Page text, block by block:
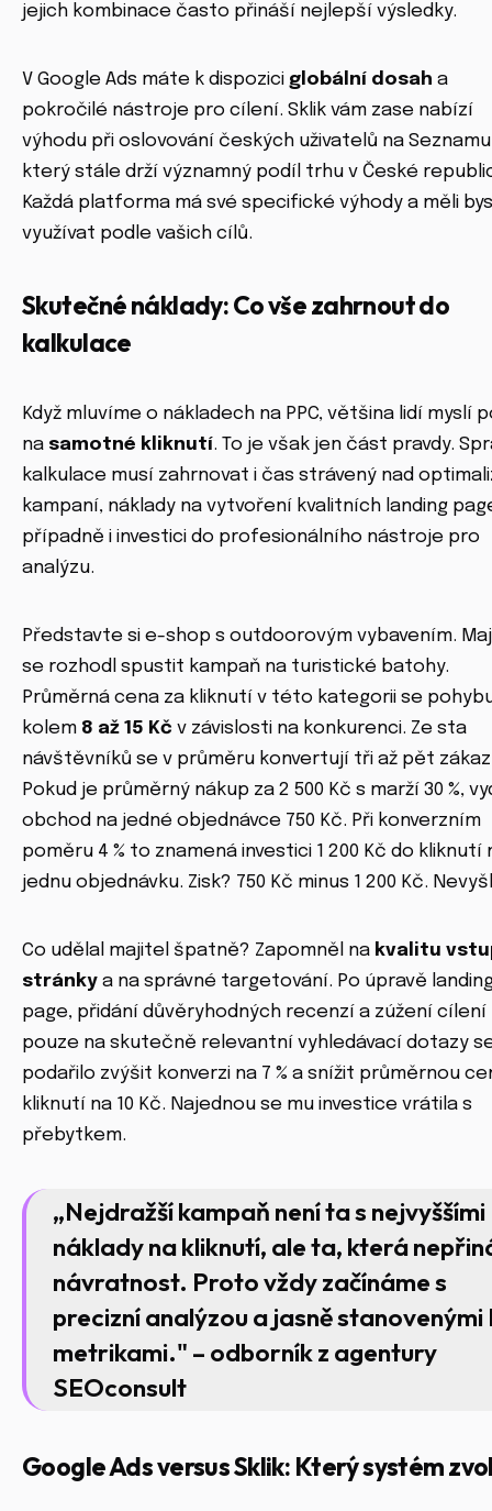
jejich kombinace často přináší nejlepší výsledky.
V Google Ads máte k dispozici globální dosah a
pokročilé nástroje pro cílení. Sklik vám zase nabízí
výhodu při oslovování českých uživatelů na
který stále drží významný podíl trhu v České
Každá platforma má své specifické výhody a měli
využívat podle vašich cílů.
Skutečné náklady: Co vše zahrnout do
kalkulace
Když mluvíme o nákladech na PPC, většina lidí myslí
na samotné kliknutí. To je však jen část pravdy.
kalkulace musí zahrnovat i čas strávený nad
kampaní, náklady na vytvoření kvalitních landing
případně i investici do profesionálního nástroje pro
analýzu.
Představte si e-shop s outdoorovým vybavením.
se rozhodl spustit kampaň na turistické batohy.
Průměrná cena za kliknutí v této kategorii se
kolem 8 až 15 Kč v závislosti na konkurenci. Ze sta
návštěvníků se v průměru konvertují tři až pět
Pokud je průměrný nákup za 2 500 Kč s marží 30 %,
obchod na jedné objednávce 750 Kč. Při konverzním
poměru 4 % to znamená investici 1 200 Kč do kliknutí
jednu objednávku. Zisk? 750 Kč minus 1 200 Kč.
Co udělal majitel špatně? Zapomněl na kvalitu
stránky a na správné targetování. Po úpravě
page, přidání důvěryhodných recenzí a zúžení cílení
pouze na skutečně relevantní vyhledávací dotazy
podařilo zvýšit konverzi na 7 % a snížit průměrnou
kliknutí na 10 Kč. Najednou se mu investice vrátila s
přebytkem.
„Nejdražší kampaň není ta s nejvyššími
náklady na kliknutí, ale ta, která
návratnost. Proto vždy začínáme s
precizní analýzou a jasně stanovenými
metrikami." – odborník z agentury
SEOconsult
Google Ads versus Sklik: Který systém